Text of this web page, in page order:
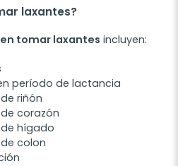
laxantes?
tomar laxantes incluyen:
período de lactancia
riñón
corazón
hígado
colon